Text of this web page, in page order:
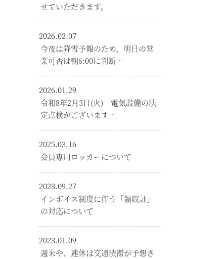
せていただきます。
2026.02.07
今夜は降雪予報のため、明日の営
業可否は朝6:00に判断…
2026.01.29
令和8年2月3日(火) 電気設備の法
定点検がございます…
2025.03.16
会員専用ロッカーについて
2023.09.27
インボイス制度に伴う「領収証」
の対応について
2023.01.09
週末や、連休は交通渋滞が予想さ